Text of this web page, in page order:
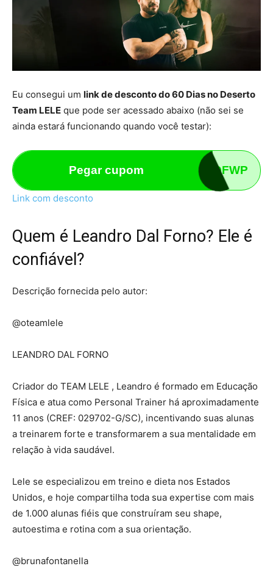
Eu consegui um link de desconto do 60 Dias no Deserto
Team LELE que pode ser acessado abaixo (não sei se
ainda estará funcionando quando você testar):
Pegar cupom 3QR5QFWP
Link com desconto
Quem é Leandro Dal Forno? Ele é
confiável?
Descrição fornecida pelo autor:
@oteamlele
LEANDRO DAL FORNO
Criador do TEAM LELE , Leandro é formado em Educação
Física e atua como Personal Trainer há aproximadamente
11 anos (CREF: 029702-G/SC), incentivando suas alunas
a treinarem forte e transformarem a sua mentalidade em
relação à vida saudável.
Lele se especializou em treino e dieta nos Estados
Unidos, e hoje compartilha toda sua expertise com mais
de 1.000 alunas fiéis que construíram seu shape,
autoestima e rotina com a sua orientação.
@brunafontanella